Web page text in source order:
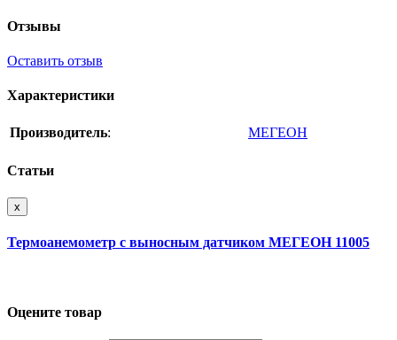
Отзывы
Оставить отзыв
Характеристики
Производитель: МЕГЕОН
Статьи
x
Термоанемометр с выносным датчиком МЕГЕОН 11005
Оцените товар